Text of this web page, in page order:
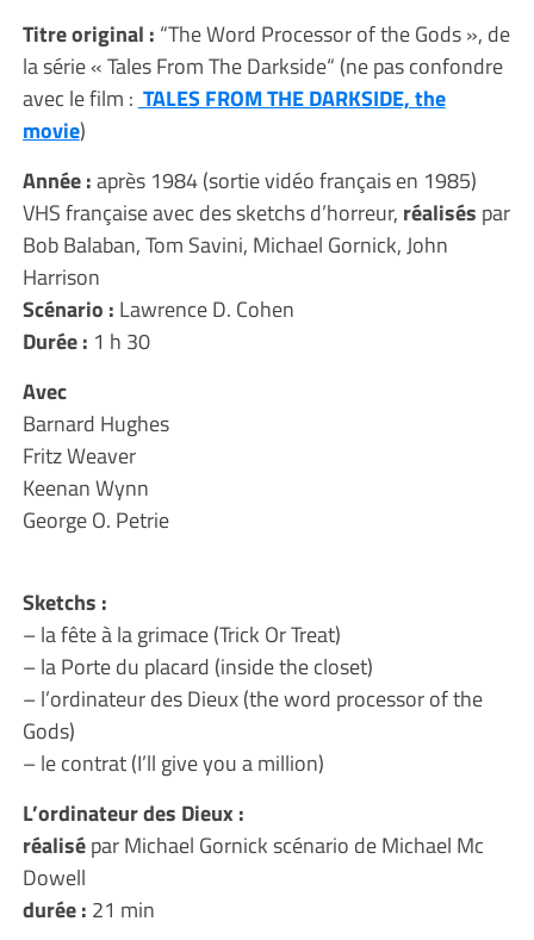
Titre original : “The Word Processor of the Gods », de
la série « Tales From The Darkside“ (ne pas confondre
avec le film : TALES FROM THE DARKSIDE, the
movie)
Année :après 1984 (sortie vidéo français en 1985)
VHS française avec des sketchs d’horreur, réalisés par
Bob Balaban, Tom Savini, Michael Gornick, John
Harrison
Scénario : Lawrence D. Cohen
Durée : 1 h 30
Avec
Barnard Hughes
Fritz Weaver
Keenan Wynn
George O. Petrie
Sketchs :
– la fête à la grimace (Trick Or Treat)
– la Porte du placard (inside the closet)
– l’ordinateur des Dieux (the word processor of the
Gods)
– le contrat (I’ll give you a million)
L’ordinateur des Dieux :
réalisépar Michael Gornick scénario de Michael Mc
Dowell
durée : 21 min